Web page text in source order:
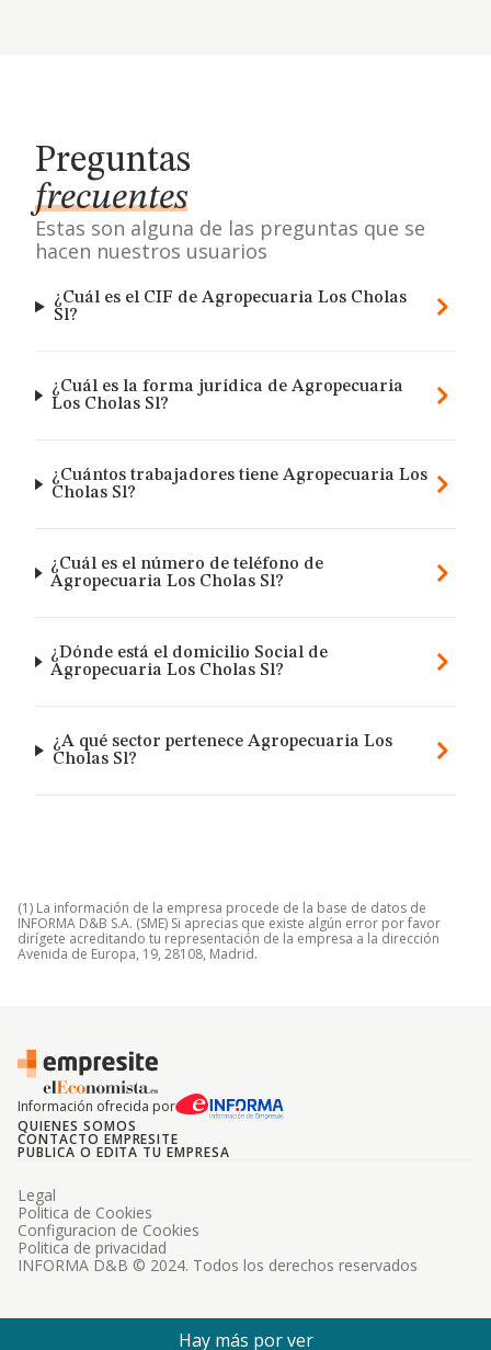
Preguntas
frecuentes
Estas son alguna de las preguntas que se
hacen nuestros usuarios
¿Cuál es el CIF de Agropecuaria Los Cholas
Sl?
¿Cuál es la forma jurídica de Agropecuaria
Los Cholas Sl?
¿Cuántos trabajadores tiene Agropecuaria Los
Cholas Sl?
¿Cuál es el número de teléfono de
Agropecuaria Los Cholas Sl?
¿Dónde está el domicilio Social de
Agropecuaria Los Cholas Sl?
¿A qué sector pertenece Agropecuaria Los
Cholas Sl?
(1) La información de la empresa procede de la base de datos de
INFORMA D&B S.A. (SME) Si aprecias que existe algún error por favor
dirígete acreditando tu representación de la empresa a la dirección
Avenida de Europa, 19, 28108, Madrid.
Información ofrecida por
QUIENES SOMOS
CONTACTO EMPRESITE
PUBLICA O EDITA TU EMPRESA
INFORMA D&B © 2024. Todos los derechos reservados
Legal
Politica de Cookies
Configuracion de Cookies
Politica de privacidad
Hay más por ver